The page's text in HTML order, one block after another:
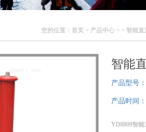
您的位置： 首页 > 产品中心 > > 智能
智能
产品型号：
产品时间：
YD8809智能